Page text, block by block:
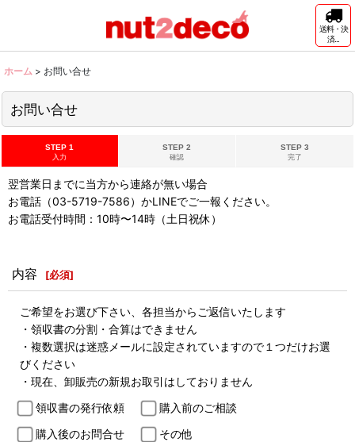
送料・決
済...
ホーム > お問い合せ
お問い合せ
STEP 1
入力
STEP 2
確認
STEP 3
完了
翌営業日までに当方から連絡が無い場合
お電話（03-5719-7586）かLINEでご一報ください。
お電話受付時間：10時〜14時（土日祝休）
内容 [必須]
ご希望をお選び下さい、各担当からご返信いたします
・領収書の分割・合算はできません
・複数選択は迷惑メールに設定されていますので１つだけお選
びください
・現在、卸販売の新規お取引はしておりません
領収書の発行依頼
購入前のご相談
購入後のお問合せ
その他